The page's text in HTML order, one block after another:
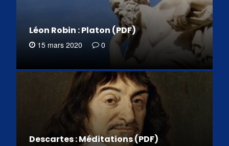
Léon Robin : Platon (PDF)
15 mars 2020 0
Descartes : Méditations (PDF)